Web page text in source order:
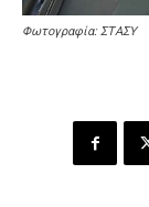
Φωτογραφία: ΣΤΑΣΥ